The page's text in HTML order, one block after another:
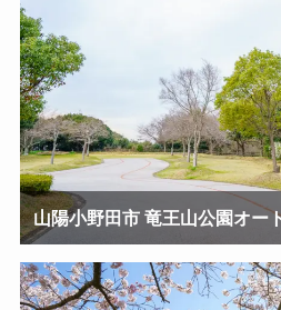
山陽小野田市 竜王山公園オー